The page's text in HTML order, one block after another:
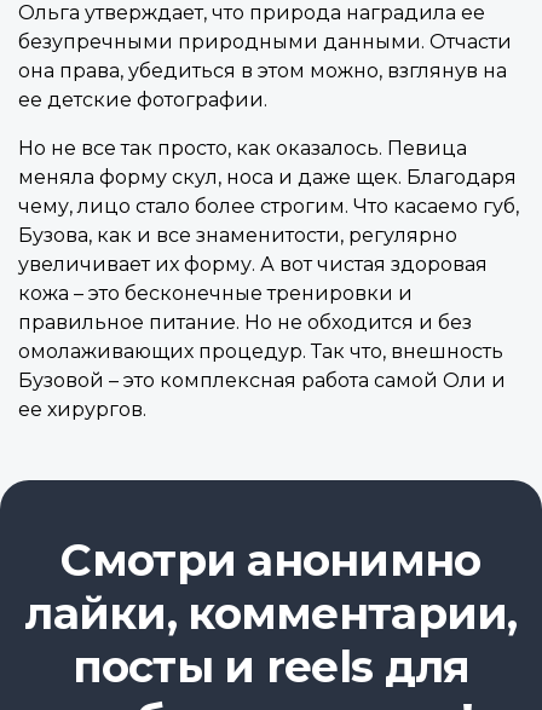
Ольга утверждает, что природа наградила ее
безупречными природными данными. Отчасти
она права, убедиться в этом можно, взглянув на
ее детские фотографии.
Но не все так просто, как оказалось. Певица
меняла форму скул, носа и даже щек. Благодаря
чему, лицо стало более строгим. Что касаемо губ,
Бузова, как и все знаменитости, регулярно
увеличивает их форму. А вот чистая здоровая
кожа – это бесконечные тренировки и
правильное питание. Но не обходится и без
омолаживающих процедур. Так что, внешность
Бузовой – это комплексная работа самой Оли и
ее хирургов.
Смотри анонимно
лайки, комментарии,
посты и reels для